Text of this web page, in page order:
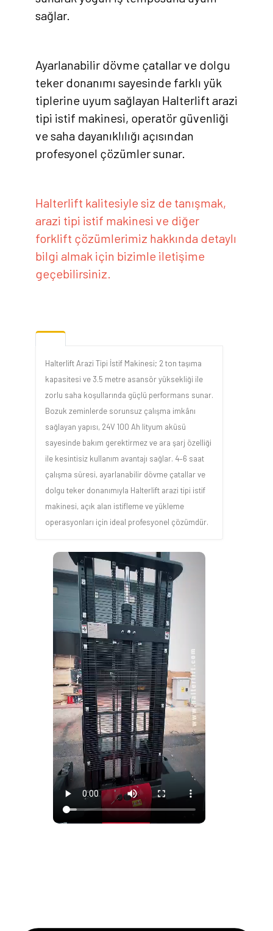
sağlar.
Ayarlanabilir dövme çatallar ve dolgu
teker donanımı sayesinde farklı yük
tiplerine uyum sağlayan Halterlift arazi
tipi istif makinesi, operatör güvenliği
ve saha dayanıklılığı açısından
profesyonel çözümler sunar.
Halterlift kalitesiyle siz de tanışmak,
arazi tipi istif makinesi ve diğer
forklift çözümlerimiz hakkında detaylı
bilgi almak için bizimle iletişime
geçebilirsiniz.
Halterlift Arazi Tipi İstif Makinesi; 2 ton taşıma
kapasitesi ve 3.5 metre asansör yüksekliği ile
zorlu saha koşullarında güçlü performans sunar.
Bozuk zeminlerde sorunsuz çalışma imkânı
sağlayan yapısı, 24V 100 Ah lityum aküsü
sayesinde bakım gerektirmez ve ara şarj özelliği
ile kesintisiz kullanım avantajı sağlar. 4–6 saat
çalışma süresi, ayarlanabilir dövme çatallar ve
dolgu teker donanımıyla Halterlift arazi tipi istif
makinesi, açık alan istifleme ve yükleme
operasyonları için ideal profesyonel çözümdür.